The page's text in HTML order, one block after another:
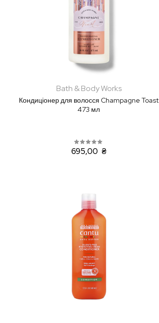
Bath & Body Works
Кондиціонер для волосся Champagne Toast
473 мл
695,00 ₴